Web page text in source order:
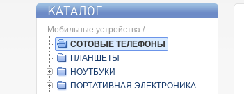
КАТАЛОГ
Мобильные устройства /
СОТОВЫЕ ТЕЛЕФОНЫ
ПЛАНШЕТЫ
НОУТБУКИ
ПОРТАТИВНАЯ ЭЛЕКТРОНИКА